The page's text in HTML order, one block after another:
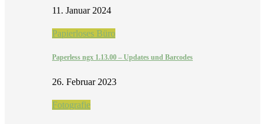
11. Januar 2024
Papierloses Büro
Paperless ngx 1.13.00 – Updates und Barcodes
26. Februar 2023
Fotografie